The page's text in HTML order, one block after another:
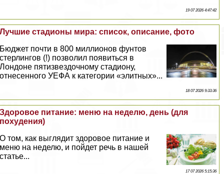
19 07 2026 4:47:42
Лучшие стадионы мира: список, описание, фото
Бюджет почти в 800 миллионов фунтов
стерлингов (!) позволил появиться в
Лондоне пятизвездочному стадиону,
отнесенного УЕФА к категории «элитных»...
18 07 2026 9:33:36
Здоровое питание: меню на неделю, день (для
похудения)
О том, как выглядит здоровое питание и
меню на неделю, и пойдет речь в нашей
статье...
17 07 2026 5:15:36